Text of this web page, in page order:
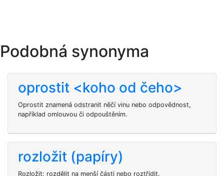
Podobná synonyma
oprostit <koho od čeho>
Oprostit znamená odstranit něčí vinu nebo odpovědnost,
například omlouvou či odpouštěním.
rozložit (papíry)
Rozložit: rozdělit na menší části nebo roztřídit.